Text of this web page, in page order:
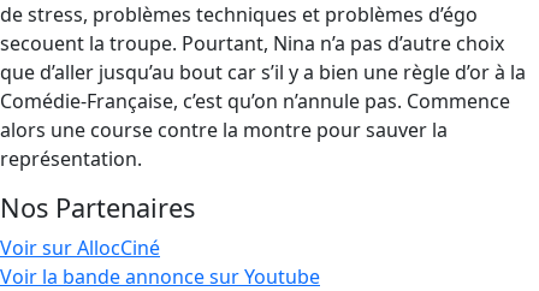
de stress, problèmes techniques et problèmes d’égo
secouent la troupe. Pourtant, Nina n’a pas d’autre choix
que d’aller jusqu’au bout car s’il y a bien une règle d’or à la
Comédie-Française, c’est qu’on n’annule pas. Commence
alors une course contre la montre pour sauver la
représentation.
Nos Partenaires
Voir sur AllocCiné
Voir la bande annonce sur Youtube